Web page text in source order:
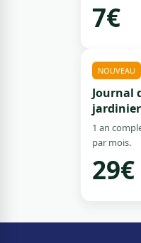
7€
NOUVEAU
Journal
jardinier
1 an
par mois.
29€